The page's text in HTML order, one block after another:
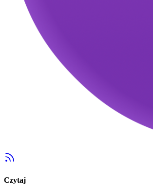
Czytaj